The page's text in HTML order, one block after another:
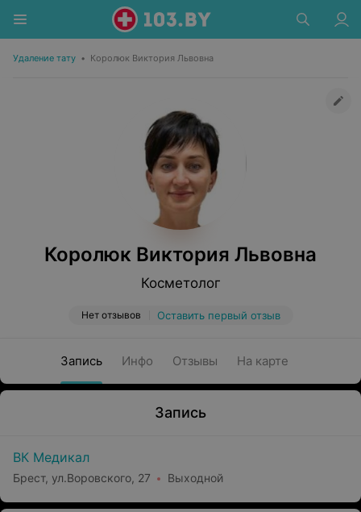
Удаление тату • Королюк Виктория Львовна
Королюк Виктория Львовна
Косметолог
Нет отзывов Оставить первый отзыв
Запись Инфо Отзывы На карте
Запись
ВК Медикал
Брест, ул.Воровского, 27 Выходной